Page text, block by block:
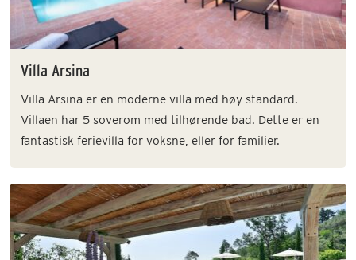
Villa Arsina
Villa Arsina er en moderne villa med høy standard.
Villaen har 5 soverom med tilhørende bad. Dette er en
fantastisk ferievilla for voksne, eller for familier.